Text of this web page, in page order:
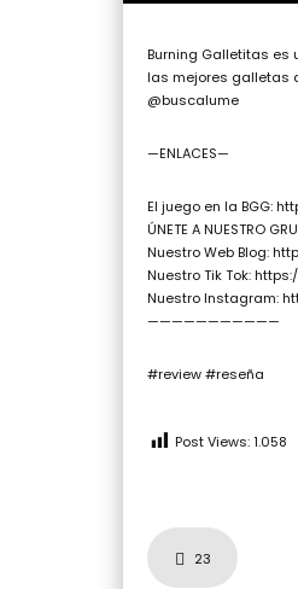
Burning Galletitas
las mejores galletas
@buscalume
—ENLACES—
El juego en la BGG:
ÚNETE A NUESTRO
Nuestro Web Blog:
Nuestro Tik Tok:
Nuestro Instagram:
———————————
#review #reseña
Post Views:1.058
23